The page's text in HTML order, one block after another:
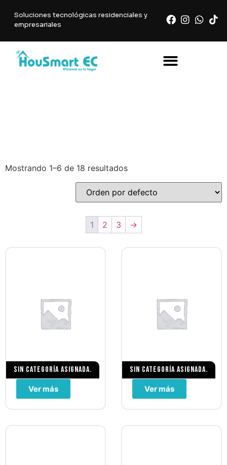
Soluciones tecnológicas residenciales y
empresariales
Mostrando 1–6 de 18 resultados
1 2 3 →
Sin categoría asignada.
Ver más
Sin categoría asignada.
Ver más